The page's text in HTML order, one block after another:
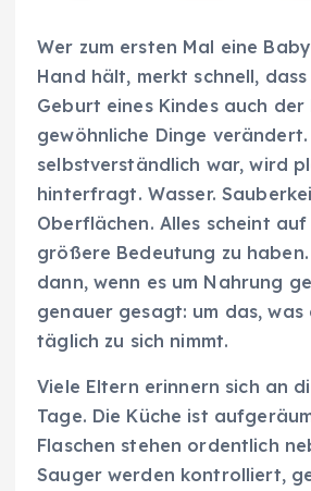
Wer zum ersten Mal eine
Hand hält, merkt schnell,
Geburt eines Kindes auch
gewöhnliche Dinge
selbstverständlich war, wird
hinterfragt. Wasser.
Oberflächen. Alles scheint auf
größere Bedeutung zu
dann, wenn es um Nahrung
genauer gesagt: um das, was
täglich zu sich nimmt.
Viele Eltern erinnern sich an
Tage. Die Küche ist
Flaschen stehen ordentlich
Sauger werden kontrolliert,